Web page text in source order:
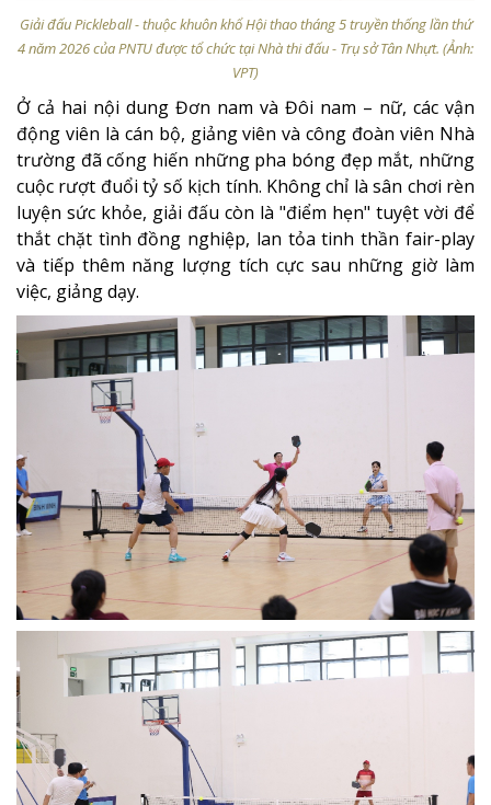
Giải đấu Pickleball - thuộc khuôn khổ Hội thao tháng 5 truyền thống lần thứ
4 năm 2026 của PNTU được tổ chức tại Nhà thi đấu - Trụ sở Tân Nhựt. (Ảnh:
VPT)
Ở cả hai nội dung Đơn nam và Đôi nam – nữ, các vận
động viên là cán bộ, giảng viên và công đoàn viên Nhà
trường đã cống hiến những pha bóng đẹp mắt, những
cuộc rượt đuổi tỷ số kịch tính. Không chỉ là sân chơi rèn
luyện sức khỏe, giải đấu còn là "điểm hẹn" tuyệt vời để
thắt chặt tình đồng nghiệp, lan tỏa tinh thần fair-play
và tiếp thêm năng lượng tích cực sau những giờ làm
việc, giảng dạy.